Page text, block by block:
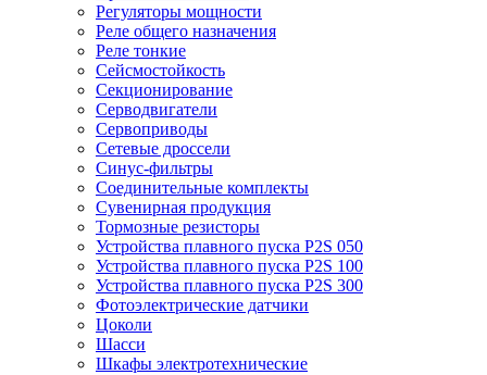
Регуляторы мощности
Реле общего назначения
Реле тонкие
Сейсмостойкость
Секционирование
Серводвигатели
Сервоприводы
Сетевые дроссели
Синус-фильтры
Соединительные комплекты
Сувенирная продукция
Тормозные резисторы
Устройства плавного пуска P2S 050
Устройства плавного пуска P2S 100
Устройства плавного пуска P2S 300
Фотоэлектрические датчики
Цоколи
Шасси
Шкафы электротехнические